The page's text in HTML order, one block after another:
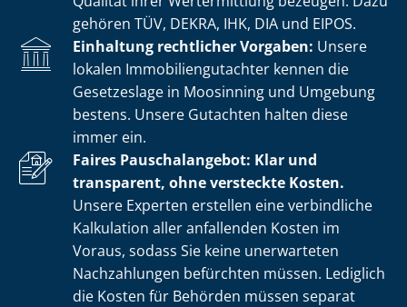
gehören TÜV, DEKRA, IHK, DIA und EIPOS.
Einhaltung rechtlicher Vorgaben: Unsere
lokalen Im­mo­bi­li­en­gut­ach­ter kennen die
Gesetzeslage in Moosinning und Umgebung
bestens. Unsere Gutachten halten diese
immer ein.
Faires Pauschalangebot: Klar und
transparent, ohne versteckte Kosten.
Unsere Experten erstellen eine verbindliche
Kalkulation aller anfallenden Kosten im
Voraus, sodass Sie keine unerwarteten
Nachzahlungen befürchten müssen. Lediglich
die Kosten für Behörden müssen separat